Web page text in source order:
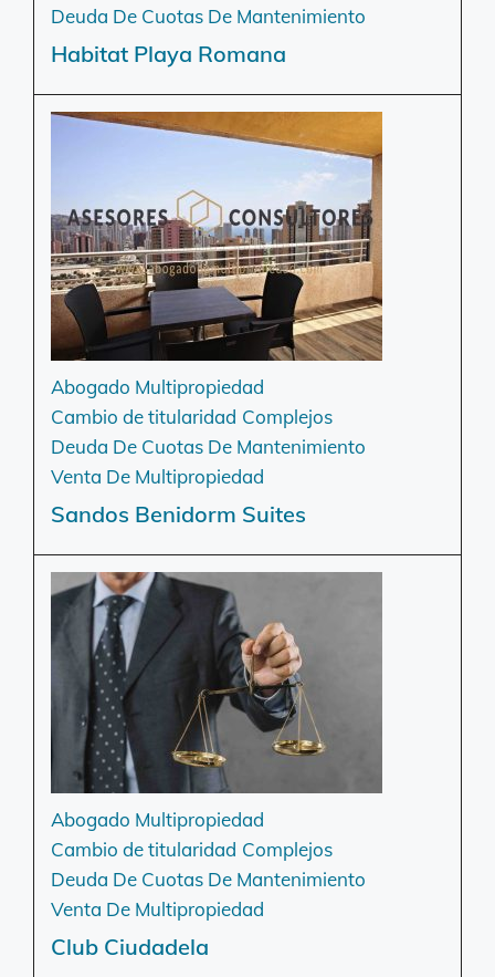
Deuda De Cuotas De Mantenimiento
Habitat Playa Romana
Abogado Multipropiedad
Cambio de titularidad Complejos
Deuda De Cuotas De Mantenimiento
Venta De Multipropiedad
Sandos Benidorm Suites
Abogado Multipropiedad
Cambio de titularidad Complejos
Deuda De Cuotas De Mantenimiento
Venta De Multipropiedad
Club Ciudadela